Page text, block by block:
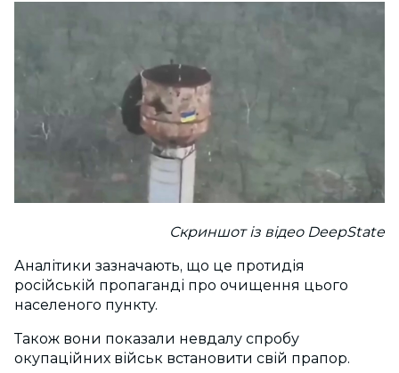
Скриншот із відео DeepState
Аналітики зазначають, що це протидія
російській пропаганді про очищення цього
населеного пункту.
Також вони показали невдалу спробу
окупаційних військ встановити свій прапор.